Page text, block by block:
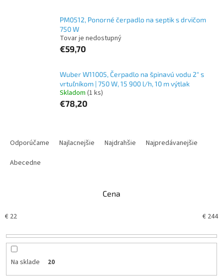
PM0512, Ponorné čerpadlo na septik s drvičom
750 W
Tovar je nedostupný
€59,70
Wuber W11005, Čerpadlo na špinavú vodu 2" s
vrtuľníkom | 750 W, 15 900 l/h, 10 m výtlak
Skladom (1 ks)
€78,20
r
d
t
Odporúčame Najlacnejšie Najdrahšie
Najpredávanejšie
Abecedne
Cena
€ 22 € 244
Na sklade 20